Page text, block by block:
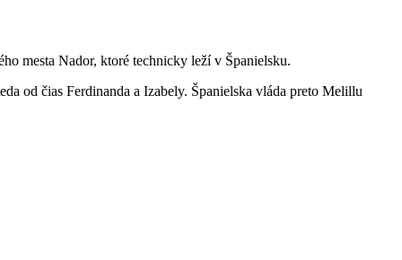
mesta Nador, ktoré technicky leží v Španielsku.
od čias Ferdinanda a Izabely. Španielska vláda preto Melillu